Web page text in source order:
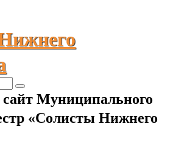
Муниципального
«Солисты Нижнего